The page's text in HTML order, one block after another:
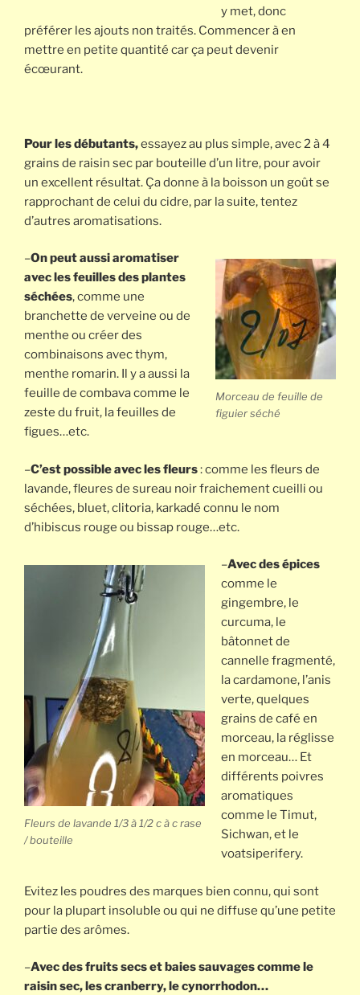
y met, donc
préférer les ajouts non traités. Commencer à en
mettre en petite quantité car ça peut devenir
écœurant.
Pour les débutants,essayez au plus simple, avec 2 à 4
grains de raisin sec par bouteille d’un litre, pour avoir
un excellent résultat. Ça donne à la boisson un goût se
rapprochant de celui du cidre, par la suite, tentez
d’autres aromatisations.
Morceau de feuille de
figuier séché
–On peut aussi aromatiser
avec les feuilles des plantes
séchées, comme une
branchette de verveine ou de
menthe ou créer des
combinaisons avec thym,
menthe romarin. Il y a aussi la
feuille de combava comme le
zeste du fruit, la feuilles de
figues…etc.
–C’est possible avec les fleurs: comme les fleurs de
lavande, fleures de sureau noir fraichement cueilli ou
séchées, bluet, clitoria, karkadé connu le nom
d’hibiscus rouge ou bissap rouge…etc.
Fleurs de lavande 1/3 à 1/2 c à c rase
/ bouteille
–Avec des épices
comme le
gingembre, le
curcuma, le
bâtonnet de
cannelle fragmenté,
la cardamone, l’anis
verte, quelques
grains de café en
morceau, la réglisse
en morceau… Et
différents poivres
aromatiques
comme le Timut,
Sichwan, et le
voatsiperifery.
Evitez les poudres des marques bien connu, qui sont
pour la plupart insoluble ou qui ne diffuse qu’une petite
partie des arômes.
–Avec des fruits secs et baies sauvages comme le
raisin sec, les cranberry, le cynorrhodon…